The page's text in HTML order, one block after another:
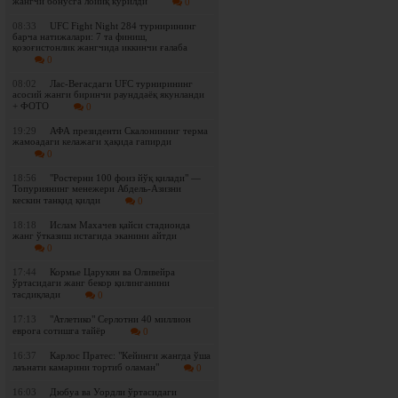
08:33
UFC Fight Night 284 турнирининг
барча натижалари: 7 та финиш,
қозоғистонлик жангчида иккинчи ғалаба
0
08:02
Лас-Вегасдаги UFC турнирининг
асосий жанги биринчи раунддаёқ якунланди
+ ФОТО
0
19:29
АФА президенти Скалонининг терма
жамоадаги келажаги ҳақида гапирди
0
18:56
"Ростерни 100 фоиз йўқ қилади" —
Топуриянинг менежери Абдель-Азизни
кескин танқид қилди
0
18:18
Ислам Махачев қайси стадионда
жанг ўтказиш истагида эканини айтди
0
17:44
Кормье Царукян ва Оливейра
ўртасидаги жанг бекор қилинганини
тасдиқлади
0
17:13
"Атлетико" Серлотни 40 миллион
еврога сотишга тайёр
0
16:37
Карлос Пратес: "Кейинги жангда ўша
лаънати камарини тортиб оламан"
0
16:03
Дюбуа ва Уордли ўртасидаги